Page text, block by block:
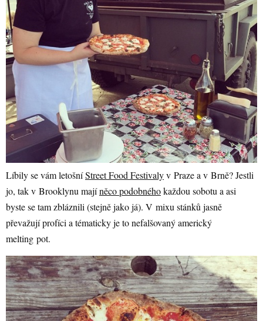
Líbily se vám letošníStreet Food Festivalyv Praze a v Brně? Jestli
jo, tak v Brooklynu majíněco podobnéhokaždou sobotu a asi
byste se tam zbláznili (stejně jako já). V mixu stánků jasně
převažují profíci a tématicky je to nefalšovaný americký
melting pot.